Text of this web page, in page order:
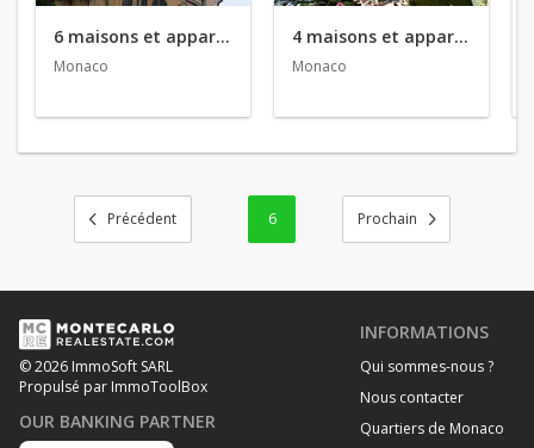
6 maisons et appartements en location
Monaco
4 maisons et appartements en vente
Monaco
6
© 2026 ImmoSoft SARL
Propulsé par ImmoToolBox
OUR BANKING PARTNER
INFORMATIONS
Qui sommes-nous ?
Nous contacter
Quartiers de Monaco